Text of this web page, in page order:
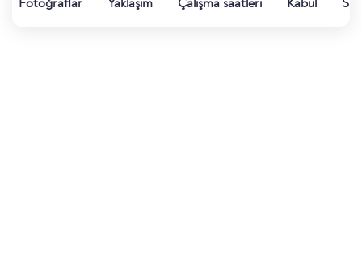
Fotoğraflar Yaklaşım Çalışma saatleri Kabul Su